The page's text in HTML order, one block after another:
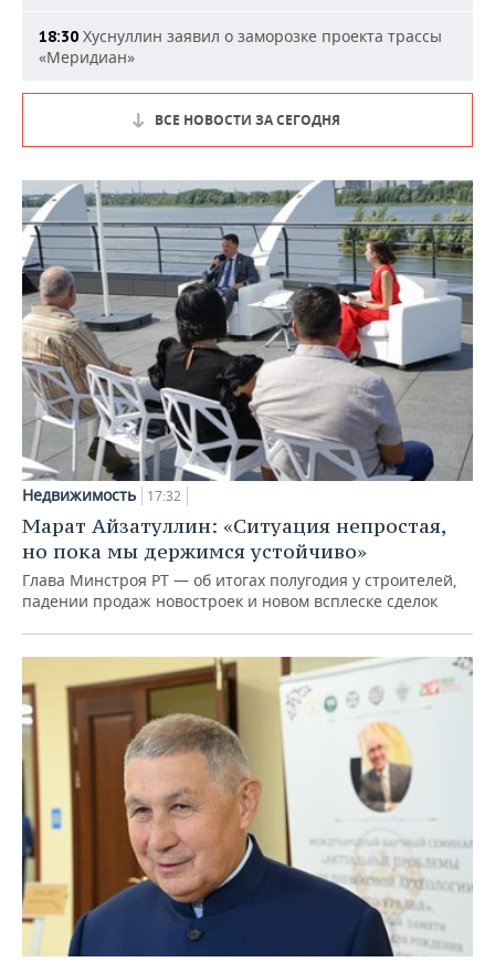
18:30 Хуснуллин заявил о заморозке проекта трассы
«Меридиан»
ВСЕ НОВОСТИ ЗА СЕГОДНЯ
Недвижимость 17:32
Марат Айзатуллин: «Ситуация непростая,
но пока мы держимся устойчиво»
Глава Минстроя РТ — об итогах полугодия у строителей,
падении продаж новостроек и новом всплеске сделок